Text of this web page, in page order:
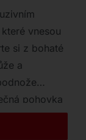
vnesou
si z bohaté
a
pohovka
vašeho